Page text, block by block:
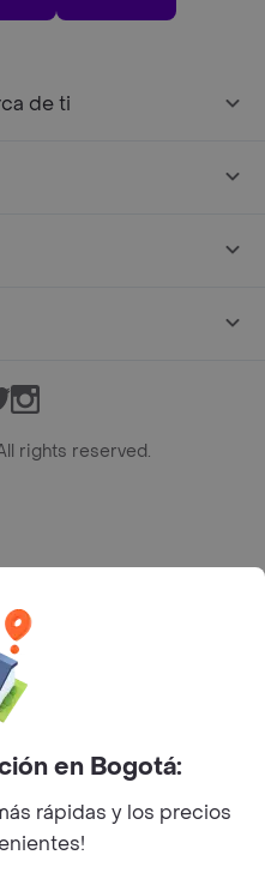
de ti
Instagram
rights reserved.
en Bogotá:
rápidas y los precios